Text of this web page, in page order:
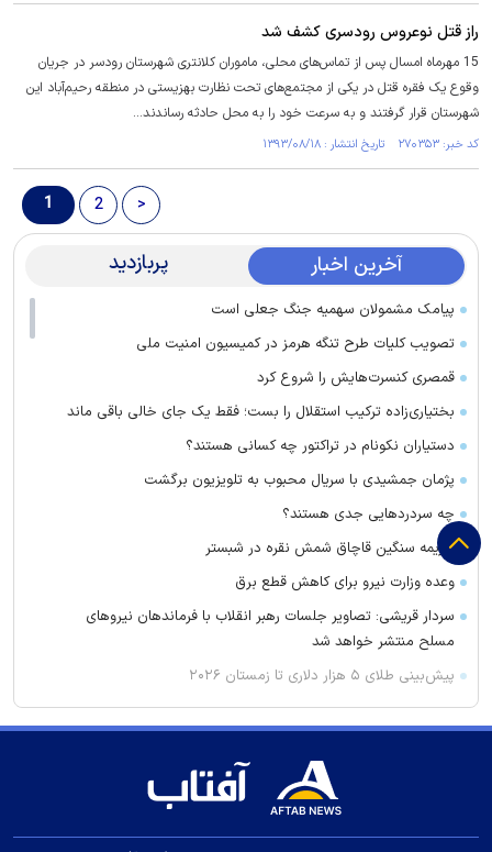
راز قتل نوعروس رودسری کشف شد
15 مهرماه امسال پس از تماس‌های محلی، ماموران کلانتری شهرستان رودسر در جریان
وقوع یک فقره قتل در یکی از مجتمع‌های تحت نظارت بهزیستی در منطقه رحیم‌آباد این
شهرستان قرار گرفتند و به سرعت خود را به محل حادثه رساندند...
کد خبر: ۲۷۰۳۵۳ تاریخ انتشار : ۱۳۹۳/۰۸/۱۸
1 2 >
آخرین اخبار پربازدید
پیامک مشمولان سهمیه جنگ جعلی است
تصویب کلیات طرح تنگه هرمز در کمیسیون امنیت ملی
قمصری کنسرت‌هایش را شروع کرد
بختیاری‌زاده ترکیب استقلال را بست؛ فقط یک جای خالی باقی ماند
دستیاران نکونام در تراکتور چه کسانی هستند؟
پژمان جمشیدی با سریال محبوب به تلویزیون برگشت
چه سردرد‌هایی جدی هستند؟
جریمه سنگین قاچاق شمش نقره در شبستر
وعده وزارت نیرو برای کاهش قطع برق
سردار قریشی: تصاویر جلسات رهبر انقلاب با فرماندهان نیرو‌های
مسلح منتشر خواهد شد
پیش‌بینی طلای ۵ هزار دلاری تا زمستان ۲۰۲۶
قیمت طلا و سکه چند؟/ نرخ حواله دلار
سحرخیزان مهاجم اول استقلال شد